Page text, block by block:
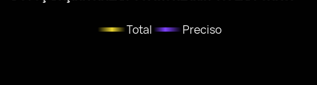
Total Preciso